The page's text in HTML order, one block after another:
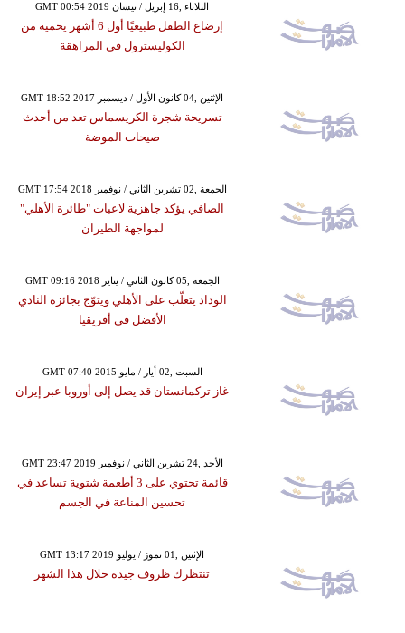
GMT 00:54 2019 الثلاثاء ,16 إبريل / نيسان
إرضاع الطفل طبيعيًا أول 6 أشهر يحميه من
الكوليسترول في المراهقة
GMT 18:52 2017 الإثنين ,04 كانون الأول / ديسمبر
تسريحة شجرة الكريسماس تعد من أحدث
صيحات الموضة
GMT 17:54 2018 الجمعة ,02 تشرين الثاني / نوفمبر
الصافي يؤكد جاهزية لاعبات "طائرة الأهلي"
لمواجهة الطيران
GMT 09:16 2018 الجمعة ,05 كانون الثاني / يناير
الوداد يتغلّب على الأهلي ويتوّج بجائزة النادي
الأفضل في أفريقيا
GMT 07:40 2015 السبت ,02 أيار / مايو
غاز تركمانستان قد يصل إلى أوروبا عبر إيران
GMT 23:47 2019 الأحد ,24 تشرين الثاني / نوفمبر
قائمة تحتوي على 3 أطعمة شتوية تساعد في
تحسين المناعة في الجسم
GMT 13:17 2019 الإثنين ,01 تموز / يوليو
تنتظرك ظروف جيدة خلال هذا الشهر